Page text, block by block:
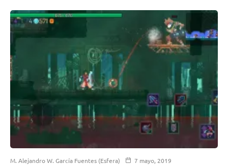
M. Alejandro W. García Fuentes (Esfera)
7 mayo, 2019